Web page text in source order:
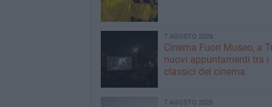
7 AGOSTO 2026
Cinema Fuori Museo, a
nuovi appuntamenti tra i
classici del cinema
7 AGOSTO 2026